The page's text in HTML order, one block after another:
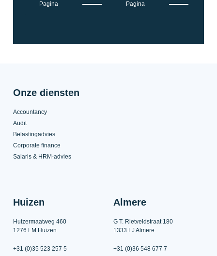
Pagina Pagina
Onze diensten
Accountancy
Audit
Belastingadvies
Corporate finance
Salaris & HRM-advies
Huizen
Huizermaatweg 460
1276 LM Huizen
+31 (0)35 523 257 5
Almere
G T. Rietveldstraat 180
1333 LJ Almere
+31 (0)36 548 677 7